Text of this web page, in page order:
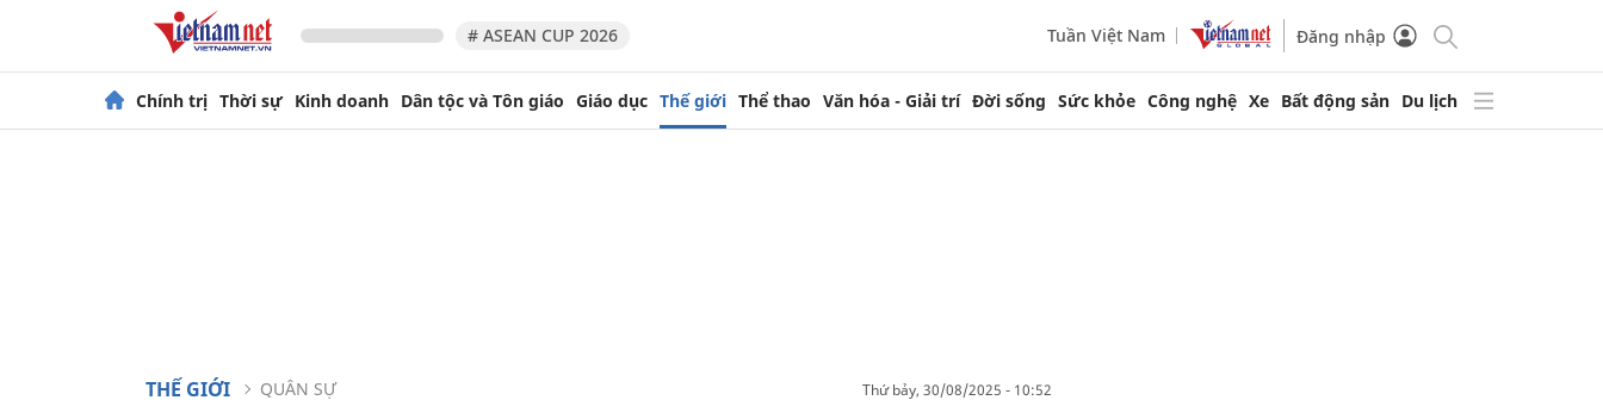
# ASEAN CUP 2026 Tuần Việt Nam Đăng nhập
Chính trị Thời sự Kinh doanh Dân tộc và Tôn giáo Giáo dục Thế giới Thể thao Văn hóa - Giải trí Đời sống Sức khỏe Công nghệ Xe Bất động sản Du lịch
THẾ GIỚI QUÂN SỰ thứ bảy, 30/08/2025 - 10:52